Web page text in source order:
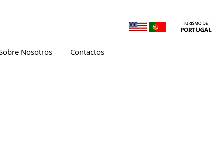
Nosotros Contactos